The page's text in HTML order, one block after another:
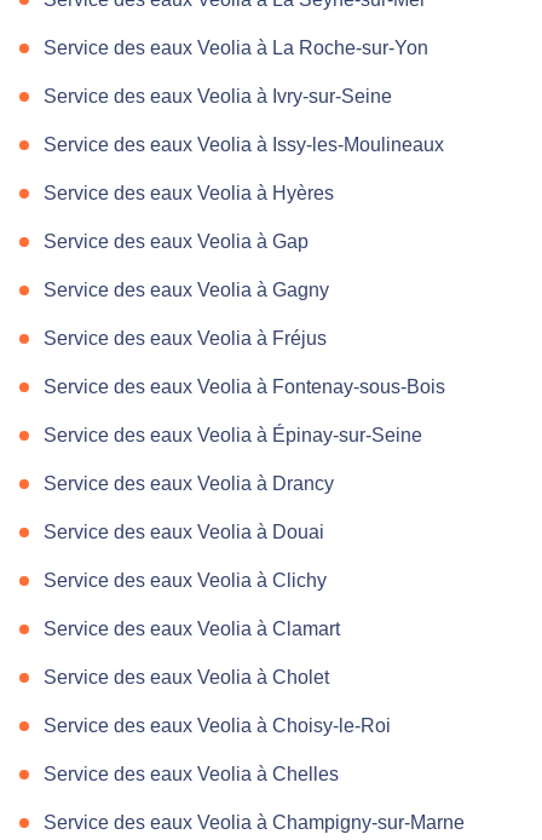
Service des eaux Veolia à La Roche-sur-Yon
Service des eaux Veolia à Ivry-sur-Seine
Service des eaux Veolia à Issy-les-Moulineaux
Service des eaux Veolia à Hyères
Service des eaux Veolia à Gap
Service des eaux Veolia à Gagny
Service des eaux Veolia à Fréjus
Service des eaux Veolia à Fontenay-sous-Bois
Service des eaux Veolia à Épinay-sur-Seine
Service des eaux Veolia à Drancy
Service des eaux Veolia à Douai
Service des eaux Veolia à Clichy
Service des eaux Veolia à Clamart
Service des eaux Veolia à Cholet
Service des eaux Veolia à Choisy-le-Roi
Service des eaux Veolia à Chelles
Service des eaux Veolia à Champigny-sur-Marne